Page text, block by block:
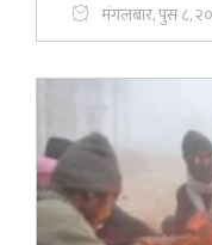
मंगलबार, पुस ८,